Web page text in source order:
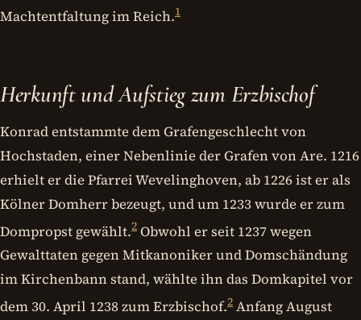
Machtentfaltung im Reich.1
Herkunft und Aufstieg zum Erzbischof
Konrad entstammte dem Grafengeschlecht von
Hochstaden, einer Nebenlinie der Grafen von Are. 1216
erhielt er die Pfarrei Wevelinghoven, ab 1226 ist er als
Kölner Domherr bezeugt, und um 1233 wurde er zum
Dompropst gewählt.2 Obwohl er seit 1237 wegen
Gewalttaten gegen Mitkanoniker und Domschändung
im Kirchenbann stand, wählte ihn das Domkapitel vor
dem 30. April 1238 zum Erzbischof.2 Anfang August